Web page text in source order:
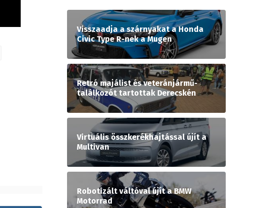
Visszaadja a szárnyakat a Honda
Civic Type R-nek a Mugen
Retró majálist és veteránjármű-
találkozót tartottak Derecskén
Virtuális összkerékhajtással újít a
Multivan
Robotizált váltóval újít a BMW
Motorrad